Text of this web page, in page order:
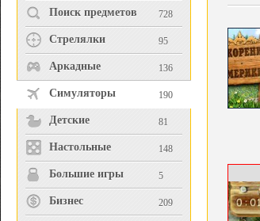
Поиск предметов 728
Стрелялки 95
Аркадные 136
Симуляторы 190
Детские 81
Настольные 148
Большие игры 5
Бизнес 209